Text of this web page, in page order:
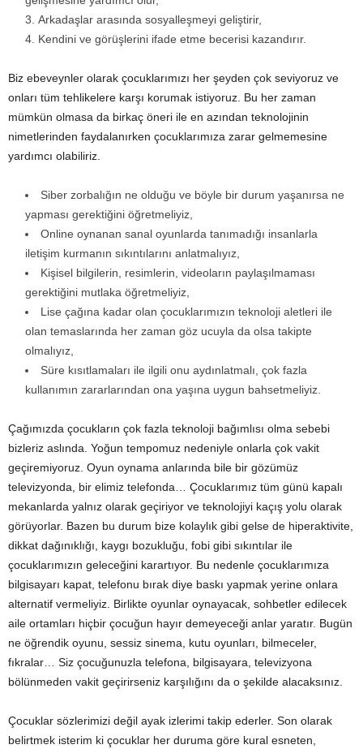
Arkadaşlar arasında sosyalleşmeyi geliştirir,
Kendini ve görüşlerini ifade etme becerisi kazandırır.
Biz ebeveynler olarak çocuklarımızı her şeyden çok seviyoruz ve
onları tüm tehlikelere karşı korumak istiyoruz. Bu her zaman
mümkün olmasa da birkaç öneri ile en azından teknolojinin
nimetlerinden faydalanırken çocuklarımıza zarar gelmemesine
yardımcı olabiliriz.
Siber zorbalığın ne olduğu ve böyle bir durum yaşanırsa ne
yapması gerektiğini öğretmeliyiz,
Online oynanan sanal oyunlarda tanımadığı insanlarla
iletişim kurmanın sıkıntılarını anlatmalıyız,
Kişisel bilgilerin, resimlerin, videoların paylaşılmaması
gerektiğini mutlaka öğretmeliyiz,
Lise çağına kadar olan çocuklarımızın teknoloji aletleri ile
olan temaslarında her zaman göz ucuyla da olsa takipte
olmalıyız,
Süre kısıtlamaları ile ilgili onu aydınlatmalı, çok fazla
kullanımın zararlarından ona yaşına uygun bahsetmeliyiz.
Çağımızda çocukların çok fazla teknoloji bağımlısı olma sebebi
bizleriz aslında. Yoğun tempomuz nedeniyle onlarla çok vakit
geçiremiyoruz. Oyun oynama anlarında bile bir gözümüz
televizyonda, bir elimiz telefonda… Çocuklarımız tüm günü kapalı
mekanlarda yalnız olarak geçiriyor ve teknolojiyi kaçış yolu olarak
görüyorlar. Bazen bu durum bize kolaylık gibi gelse de hiperaktivite,
dikkat dağınıklığı, kaygı bozukluğu, fobi gibi sıkıntılar ile
çocuklarımızın geleceğini karartıyor. Bu nedenle çocuklarımıza
bilgisayarı kapat, telefonu bırak diye baskı yapmak yerine onlara
alternatif vermeliyiz. Birlikte oyunlar oynayacak, sohbetler edilecek
aile ortamları hiçbir çocuğun hayır demeyeceği anlar yaratır. Bugün
ne öğrendik oyunu, sessiz sinema, kutu oyunları, bilmeceler,
fıkralar… Siz çocuğunuzla telefona, bilgisayara, televizyona
bölünmeden vakit geçirirseniz karşılığını da o şekilde alacaksınız.
Çocuklar sözlerimizi değil ayak izlerimi takip ederler. Son olarak
belirtmek isterim ki çocuklar her duruma göre kural esneten,